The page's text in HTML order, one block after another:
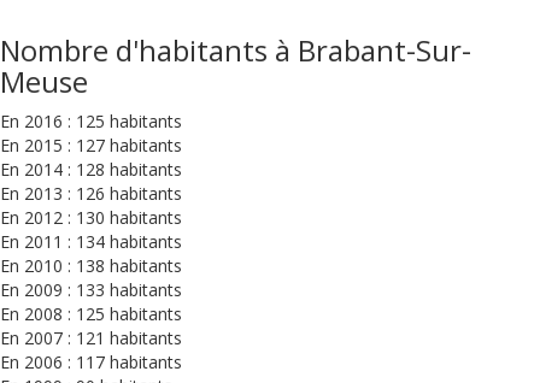
Nombre d'habitants à Brabant-Sur-
Meuse
En 2016 : 125 habitants
En 2015 : 127 habitants
En 2014 : 128 habitants
En 2013 : 126 habitants
En 2012 : 130 habitants
En 2011 : 134 habitants
En 2010 : 138 habitants
En 2009 : 133 habitants
En 2008 : 125 habitants
En 2007 : 121 habitants
En 2006 : 117 habitants